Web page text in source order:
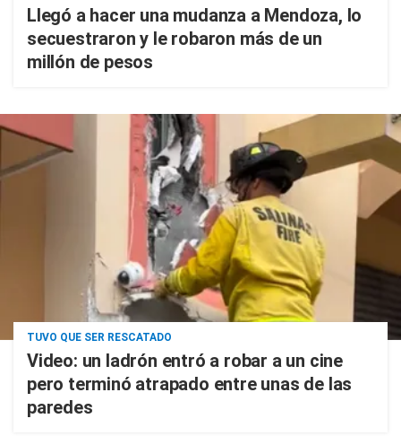
Llegó a hacer una mudanza a Mendoza, lo
secuestraron y le robaron más de un
millón de pesos
TUVO QUE SER RESCATADO
Video: un ladrón entró a robar a un cine
pero terminó atrapado entre unas de las
paredes